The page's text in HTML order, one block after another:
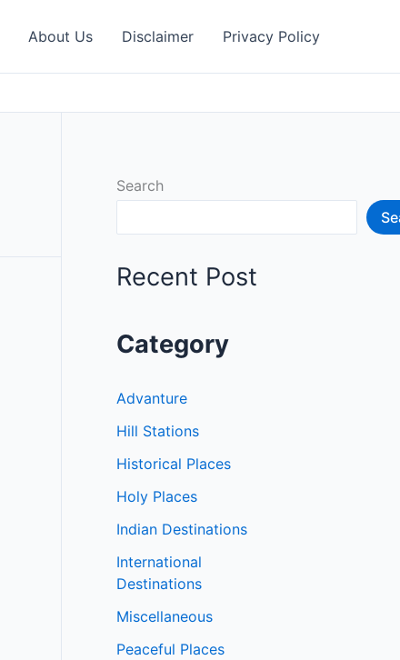
About Us Disclaimer Privacy Policy
Search
Recent Post
Category
Advanture
Hill Stations
Historical Places
Holy Places
Indian Destinations
International
Destinations
Miscellaneous
Peaceful Places